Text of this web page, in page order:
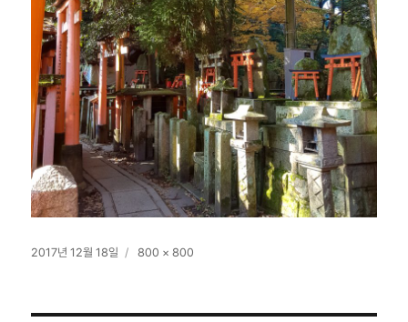
작
2017년 12월 18일
전
800 × 800